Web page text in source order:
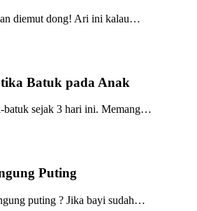
diemut dong! Ari ini kalau…
Batuk pada Anak
batuk sejak 3 hari ini. Memang…
Puting
puting ? Jika bayi sudah…